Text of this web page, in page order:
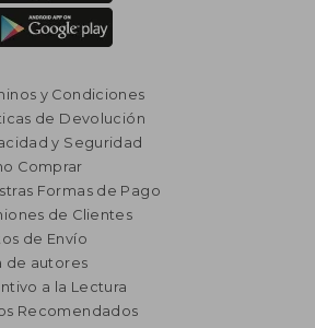
y Condiciones
de Devolución
y Seguridad
Comprar
Formas de Pago
de Clientes
de Envío
de autores
a la Lectura
Recomendados